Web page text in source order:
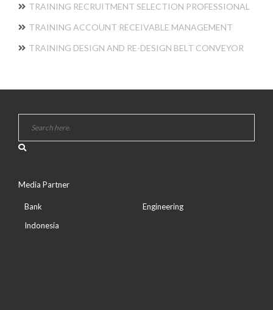
TRAINING RECRUITMENT SELECTION PROFESSIONAL
TRAINING ACCOUNT RECEIVABLE MANAGEMENT
TRAINING DESIGN AND RE-DESIGN BELT CONVEYOR
Media Partner
Bank
Indonesia
Engineering